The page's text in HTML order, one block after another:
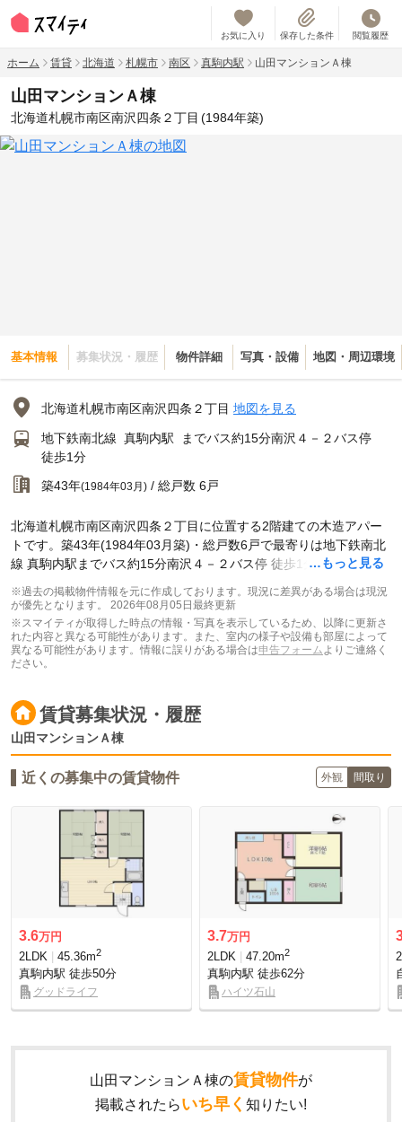
お気に入り 保存した条件 閲覧履歴
ホーム 賃貸 北海道 札幌市 南区 真駒内駅 山田マンションＡ棟
山田マンションＡ棟
北海道札幌市南区南沢四条２丁目 (1984年築)
基本情報 募集状況・履歴 物件詳細 写真・設備 地図・周辺環境
北海道札幌市南区南沢四条２丁目 地図を見る
地下鉄南北線 真駒内駅
までバス約15分南沢４－２バス停
徒歩1分
築43年(1984年03月) / 総戸数 6戸
…もっと見る
北海道札幌市南区南沢四条２丁目に位置する2階建ての木造アパー
トです。築43年(1984年03月築)・総戸数6戸で最寄りは地下鉄南北
線 真駒内駅までバス約15分南沢４－２バス停 徒歩1分です。
※過去の掲載物件情報を元に作成しております。現況に差異がある場合は現況
が優先となります。 2026年08月05日最終更新
※スマイティが取得した時点の情報・写真を表示しているため、以降に更新さ
れた内容と異なる可能性があります。また、室内の様子や設備も部屋によって
異なる可能性があります。情報に誤りがある場合は申告フォームよりご連絡く
ださい。
賃貸募集状況・履歴
山田マンションＡ棟
近くの募集中の賃貸物件 外観 間取り
3.6万円
2LDK
45.36m2
真駒内駅 徒歩50分
グッドライフ
3.7万円
2LDK
47.20m2
真駒内駅 徒歩62分
ハイツ石山
山田マンションＡ棟の賃貸物件が
掲載されたらいち早く 知りたい!